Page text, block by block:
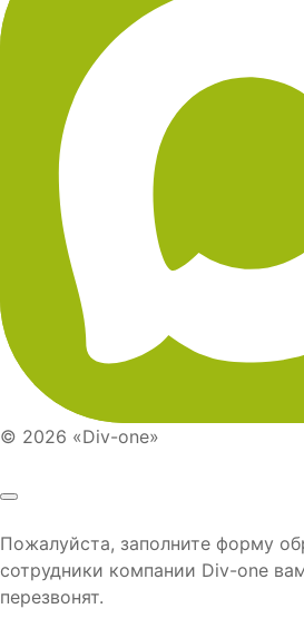
© 2026 «Div-one»
Пожалуйста, заполните форму
сотрудники компании Div-one
перезвонят.